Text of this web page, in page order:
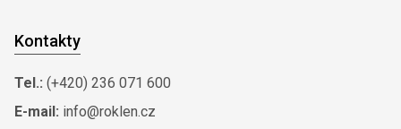
Kontakty
Tel.: (+420) 236 071 600
E-mail: info@roklen.cz